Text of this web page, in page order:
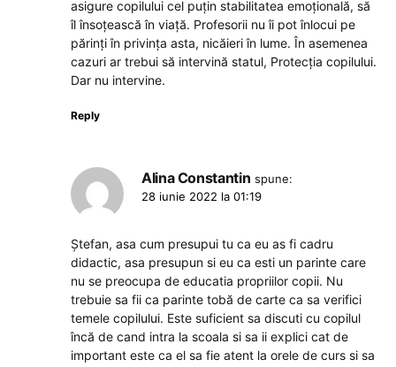
asigure copilului cel puțin stabilitatea emoțională, să
îl însoțească în viață. Profesorii nu îi pot înlocui pe
părinți în privința asta, nicăieri în lume. În asemenea
cazuri ar trebui să intervină statul, Protecția copilului.
Dar nu intervine.
Reply
Alina Constantin spune:
28 iunie 2022 la 01:19
Ștefan, asa cum presupui tu ca eu as fi cadru
didactic, asa presupun si eu ca esti un parinte care
nu se preocupa de educatia propriilor copii. Nu
trebuie sa fii ca parinte tobă de carte ca sa verifici
temele copilului. Este suficient sa discuti cu copilul
încă de cand intra la scoala si sa ii explici cat de
important este ca el sa fie atent la orele de curs si sa